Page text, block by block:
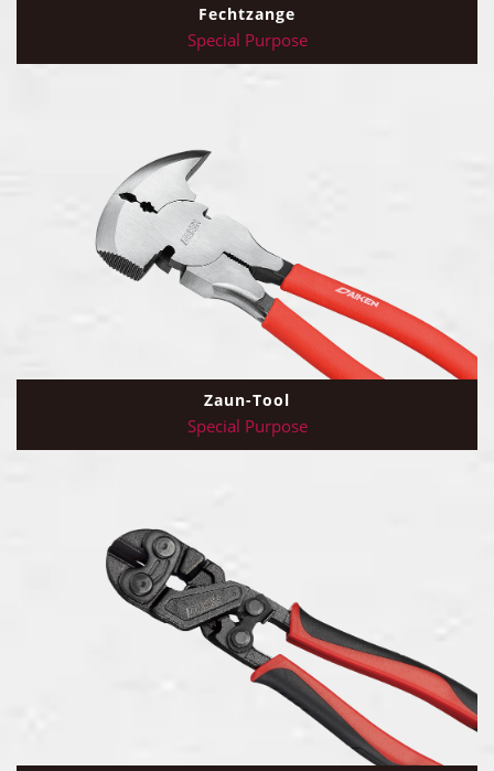
Fechtzange
Special Purpose
Zaun-Tool
Special Purpose